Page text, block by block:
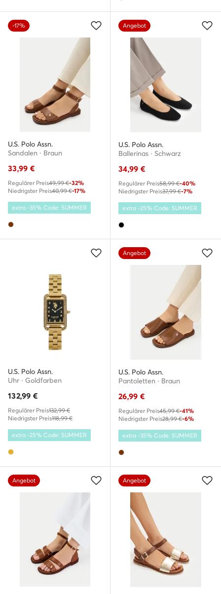
-17%
U.S. Polo Assn.
Sandalen · Braun
33,99 €
Regulärer Preis49,99 €-32%
Niedrigster Preis40,99 €-17%
extra -35% Code: SUMMER
Angebot
U.S. Polo Assn.
Ballerinas · Schwarz
34,99 €
Regulärer Preis58,99 €-40%
Niedrigster Preis37,99 €-7%
extra -25% Code: SUMMER
U.S. Polo Assn.
Uhr · Goldfarben
132,99 €
Regulärer Preis132,99 €
Niedrigster Preis118,99 €
extra -25% Code: SUMMER
Angebot
U.S. Polo Assn.
Pantoletten · Braun
26,99 €
Regulärer Preis45,99 €-41%
Niedrigster Preis28,99 €-6%
extra -35% Code: SUMMER
Angebot Angebot